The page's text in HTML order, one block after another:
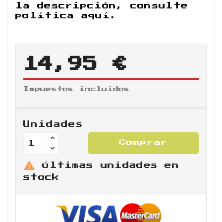
la descripción, consulte
política aquí.
14,95 €
Impuestos incluidos
Unidades
Comprar

Últimas unidades en
stock